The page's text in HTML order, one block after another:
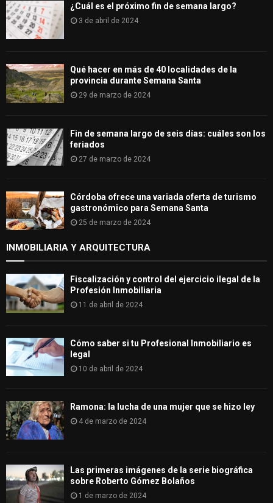
¿Cuál es el próximo fin de semana largo?
3 de abril de 2024
Qué hacer en más de 40 localidades de la
provincia durante Semana Santa
29 de marzo de 2024
Fin de semana largo de seis días: cuáles son los
feriados
27 de marzo de 2024
Córdoba ofrece una variada oferta de turismo
gastronómico para Semana Santa
25 de marzo de 2024
INMOBILIARIA Y ARQUITECTURA
Fiscalización y control del ejercicio ilegal de la
Profesión Inmobiliaria
11 de abril de 2024
Cómo saber si tu Profesional Inmobiliario es
legal
10 de abril de 2024
Ramona: la lucha de una mujer que se hizo ley
4 de marzo de 2024
Las primeras imágenes de la serie biográfica
sobre Roberto Gómez Bolaños
1 de marzo de 2024